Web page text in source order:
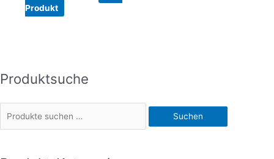
Produktsuche
S
Suchen
Produkt